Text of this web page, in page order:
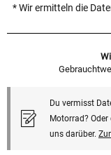
* Wir ermitteln die
Du vermisst
Motorrad?
uns darüber.